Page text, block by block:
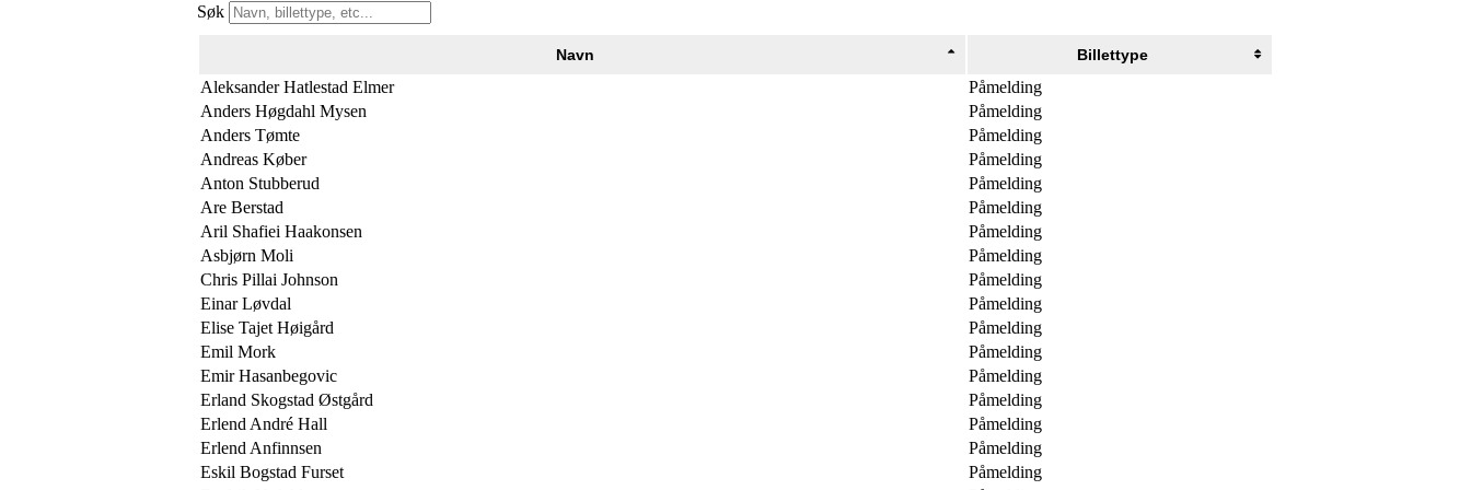
Søk
Navn Billettype
Aleksander Hatlestad Elmer
Påmelding
Anders Høgdahl Mysen
Påmelding
Anders Tømte
Påmelding
Andreas Køber
Påmelding
Anton Stubberud
Påmelding
Are Berstad
Påmelding
Aril Shafiei Haakonsen
Påmelding
Asbjørn Moli
Påmelding
Chris Pillai Johnson
Påmelding
Einar Løvdal
Påmelding
Elise Tajet Høigård
Påmelding
Emil Mork
Påmelding
Emir Hasanbegovic
Påmelding
Erland Skogstad Østgård
Påmelding
Erlend André Hall
Påmelding
Erlend Anfinnsen
Påmelding
Eskil Bogstad Furset
Påmelding